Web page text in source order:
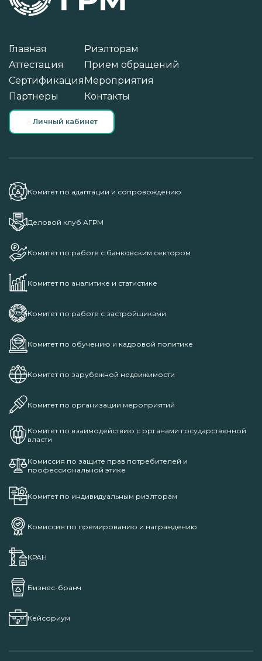
Главная
Аттестация
Сертификация
Партнеры
Риэлторам
Прием обращений
Мероприятия
Контакты
Личный кабинет
Комитет по адаптации и сопровождению
Деловой клуб АГРМ
Комитет по работе с банковским сектором
Комитет по аналитике и статистике
Комитет по работе с застройщиками
Комитет по обучению и кадровой политике
Комитет по зарубежной недвижимости
Комитет по организации мероприятий
Комитет по взаимодействию с органами государственной
власти
Комиссия по защите прав потребителей и
профессиональной этике
Комитет по индивидуальным риэлторам
Комиссия по премированию и награждению
КРАН
Бизнес-бранч
Кейсориум